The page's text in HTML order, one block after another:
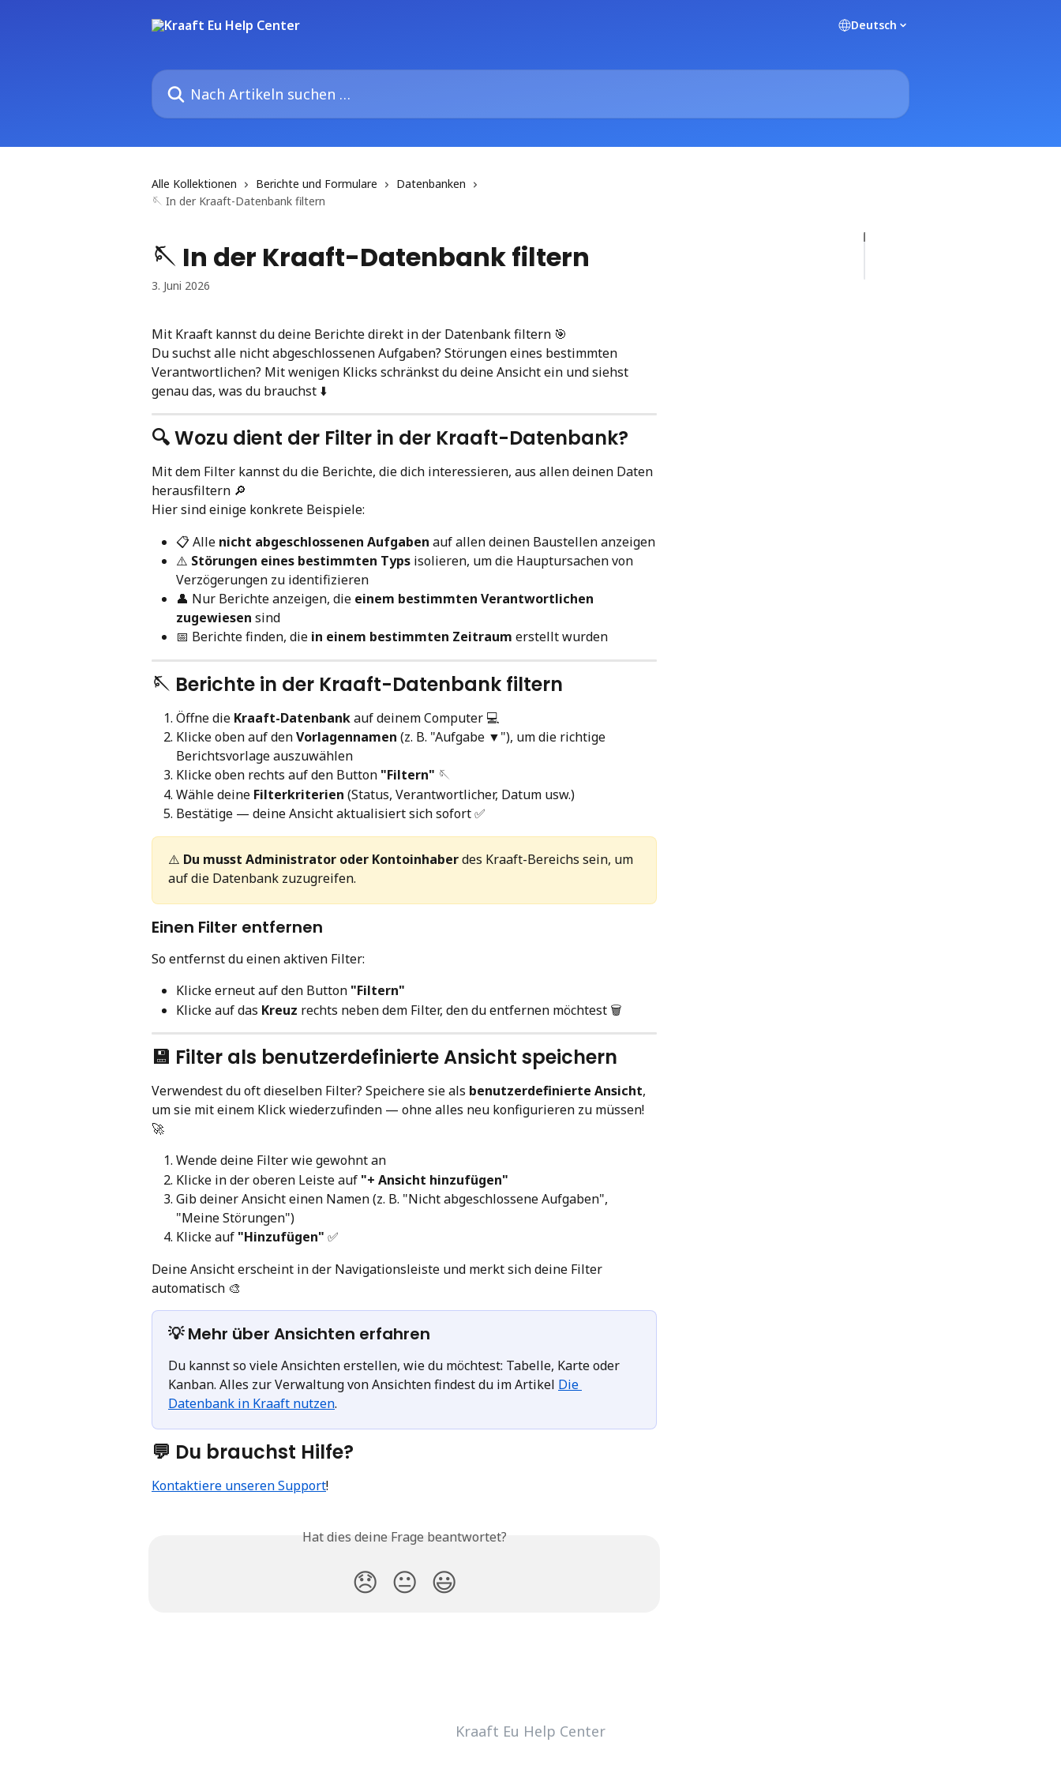
Deutsch
Nach Artikeln suchen …
Alle Kollektionen Berichte und Formulare
Datenbanken
🪡 In der Kraaft-Datenbank filtern
🪡 In der Kraaft-Datenbank filtern
3. Juni 2026
Mit Kraaft kannst du deine Berichte direkt in der Datenbank filtern 🎯
Du suchst alle nicht abgeschlossenen Aufgaben? Störungen eines bestimmten
Verantwortlichen? Mit wenigen Klicks schränkst du deine Ansicht ein und siehst
genau das, was du brauchst ⬇️
🔍 Wozu dient der Filter in der Kraaft-Datenbank?
Mit dem Filter kannst du die Berichte, die dich interessieren, aus allen deinen Daten
herausfiltern 🔎
Hier sind einige konkrete Beispiele:
📋 Alle nicht abgeschlossenen Aufgaben auf allen deinen Baustellen anzeigen
⚠️ Störungen eines bestimmten Typs isolieren, um die Hauptursachen von
Verzögerungen zu identifizieren
👤 Nur Berichte anzeigen, die einem bestimmten Verantwortlichen
zugewiesen sind
📅 Berichte finden, die in einem bestimmten Zeitraum erstellt wurden
🪡 Berichte in der Kraaft-Datenbank filtern
Öffne die Kraaft-Datenbank auf deinem Computer 💻
Klicke oben auf den Vorlagennamen (z. B. "Aufgabe ▼"), um die richtige
Berichtsvorlage auszuwählen
Klicke oben rechts auf den Button "Filtern" 🪡
Wähle deine Filterkriterien (Status, Verantwortlicher, Datum usw.)
Bestätige — deine Ansicht aktualisiert sich sofort ✅
⚠️ Du musst Administrator oder Kontoinhaber des Kraaft-Bereichs sein, um
auf die Datenbank zuzugreifen.
Einen Filter entfernen
So entfernst du einen aktiven Filter:
Klicke erneut auf den Button "Filtern"
Klicke auf das Kreuz rechts neben dem Filter, den du entfernen möchtest 🗑️
💾 Filter als benutzerdefinierte Ansicht speichern
Verwendest du oft dieselben Filter? Speichere sie als benutzerdefinierte Ansicht,
um sie mit einem Klick wiederzufinden — ohne alles neu konfigurieren zu müssen!
🚀
Wende deine Filter wie gewohnt an
Klicke in der oberen Leiste auf "+ Ansicht hinzufügen"
Gib deiner Ansicht einen Namen (z. B. "Nicht abgeschlossene Aufgaben",
"Meine Störungen")
Klicke auf "Hinzufügen" ✅
Deine Ansicht erscheint in der Navigationsleiste und merkt sich deine Filter
automatisch 🎨
💡 Mehr über Ansichten erfahren
Du kannst so viele Ansichten erstellen, wie du möchtest: Tabelle, Karte oder
Kanban. Alles zur Verwaltung von Ansichten findest du im Artikel Die
Datenbank in Kraaft nutzen.
💬 Du brauchst Hilfe?
Kontaktiere unseren Support!
Hat dies deine Frage beantwortet?
😞 😐 😃
Kraaft Eu Help Center